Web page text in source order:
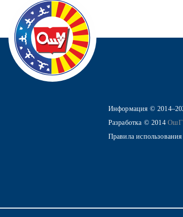
Информация ©
Разработка © 2014
Правила